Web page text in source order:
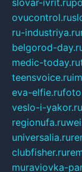
slovar-ivrit.ru
ovucontrol.ru
ru-industriya.ru
belgorod-
medic-today.ru
teensvoice.ru
eva-elfie.ru
veslo-i-yakor.ru
regionufa.ru
universalia.ru
clubfisher.ru
muraviovka-